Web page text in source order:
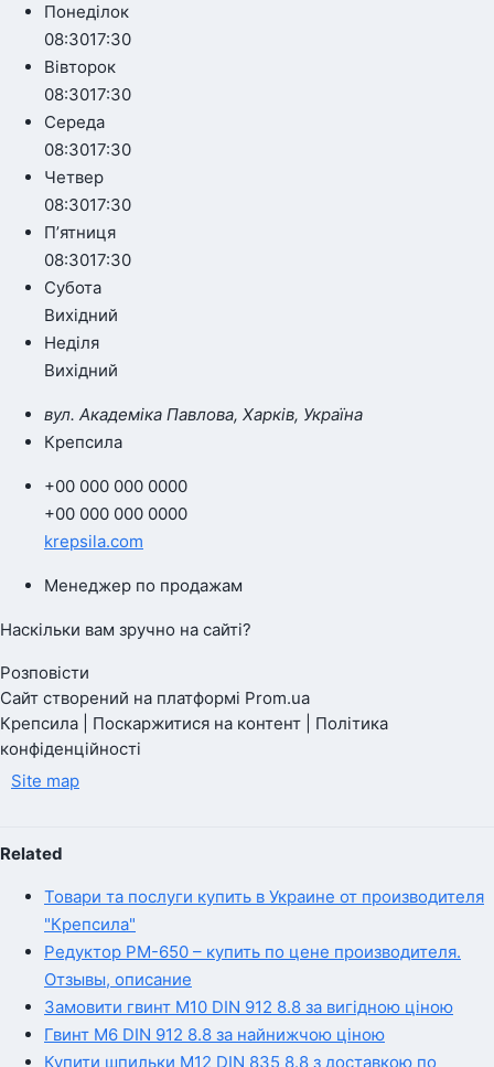
Понеділок
08:3017:30
Вівторок
08:3017:30
Середа
08:3017:30
Четвер
08:3017:30
Пʼятниця
08:3017:30
Субота
Вихідний
Неділя
Вихідний
вул. Академіка Павлова, Харків, Україна
Крепсила
+00 000 000 0000
+00 000 000 0000
krepsila.com
Менеджер по продажам
Наскільки вам зручно на сайті?
Розповісти
Сайт створений на платформі Prom.ua
Крепсила | Поскаржитися на контент | Політика
конфіденційності
Site map
Related
Товари та послуги купить в Украине от производителя
"Крепсила"
Редуктор РМ-650 – купить по цене производителя.
Отзывы, описание
Замовити гвинт М10 DIN 912 8.8 за вигідною ціною
Гвинт М6 DIN 912 8.8 за найнижчою ціною
Купити шпильки М12 DIN 835 8.8 з доставкою по